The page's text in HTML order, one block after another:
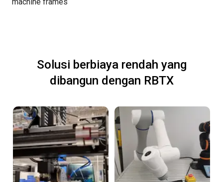
Solusi berbiaya rendah yang
dibangun dengan RBTX